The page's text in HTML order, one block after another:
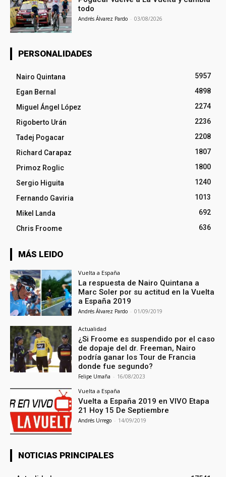
todo
Andrés Álvarez Pardo - 03/08/2026
PERSONALIDADES
Nairo Quintana
5957
Egan Bernal
4898
Miguel Ángel López
2274
Rigoberto Urán
2236
Tadej Pogacar
2208
Richard Carapaz
1807
Primoz Roglic
1800
Sergio Higuita
1240
Fernando Gaviria
1013
Mikel Landa
692
Chris Froome
636
MÁS LEIDO
Vuelta a España
La respuesta de Nairo Quintana a
Marc Soler por su actitud en la Vuelta
a España 2019
Andrés Álvarez Pardo - 01/09/2019
Actualidad
¿Si Froome es suspendido por el caso
de dopaje del dr. Freeman, Nairo
podría ganar los Tour de Francia
donde fue segundo?
Felipe Umaña - 16/08/2023
Vuelta a España
Vuelta a España 2019 en VIVO Etapa
21 Hoy 15 De Septiembre
Andrés Urrego - 14/09/2019
NOTICIAS PRINCIPALES